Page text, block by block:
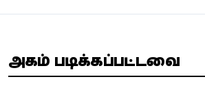
அதிகம் படிக்கப்பட்டவை